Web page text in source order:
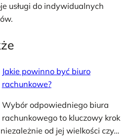
usługi do indywidualnych
Jakie powinno być biuro
rachunkowe?
Wybór odpowiedniego biura
rachunkowego to kluczowy krok
od jej wielkości czy…